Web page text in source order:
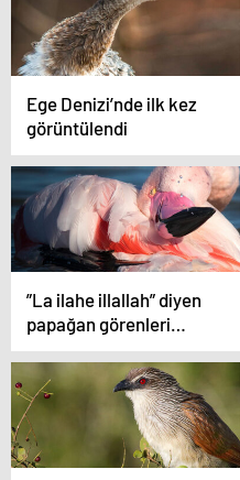
Ege Denizi’nde ilk kez
görüntülendi
”La ilahe illallah” diyen
papağan görenleri
hayrete düşürüyor